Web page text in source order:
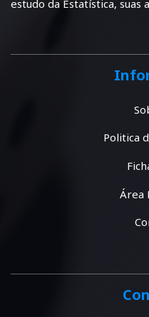
estudo da Estatística, suas
Politica
Área